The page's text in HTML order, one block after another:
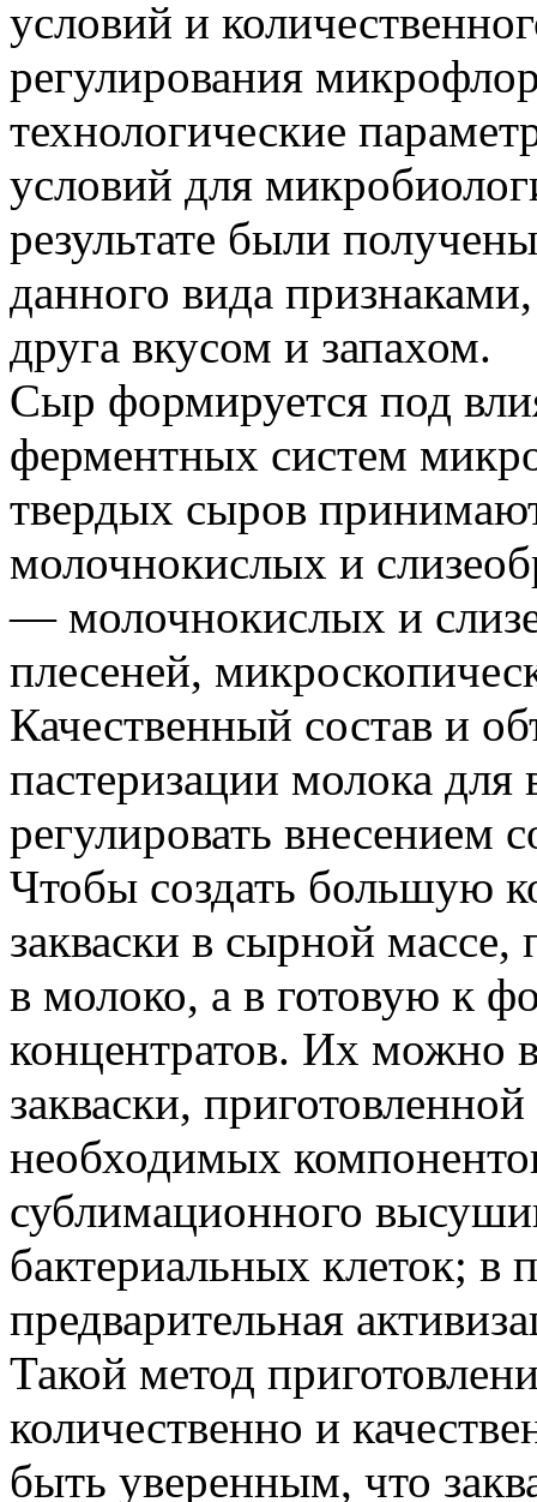
условий и
регулирования
технологические
условий для
результате были
данного вида
друга вкусом и запахом.
Сыр формируется под
ферментных систем
твердых сыров
молочнокислых и
— молочнокислых и
плесеней,
Качественный состав и
пастеризации молока
регулировать внесением
Чтобы создать большую
закваски в сырной массе,
в молоко, а в готовую к
концентратов. Их можно
закваски,
необходимых
сублимационного
бактериальных клеток; в
предварительная
Такой метод
количественно и
быть уверенным, что